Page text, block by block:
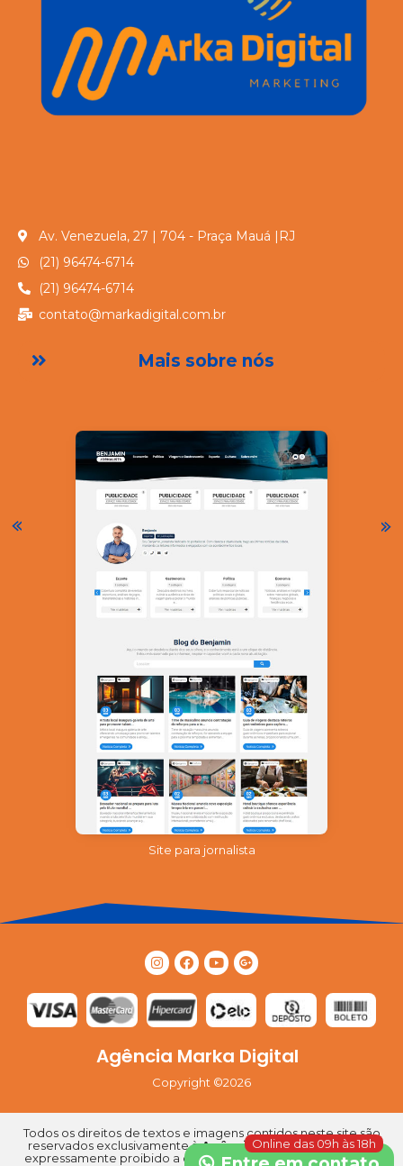
Av. Venezuela, 27 | 704 - Praça Mauá |RJ
(21) 96474-6714
(21) 96474-6714
contato@markadigital.com.br
Mais sobre nós
Site para jornalista
Agência Marka Digital
Copyright ©2026
Todos os direitos de textos e imagens contidos neste site são
reservados exclusivamente àAgência Marka Digital. Fica
expressamente proibido a cópia ou distribuição de qualquer
Online das 09h às 18h